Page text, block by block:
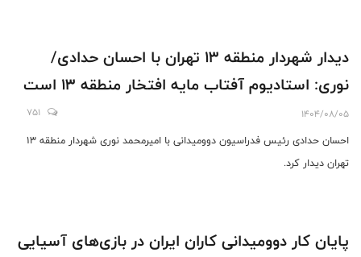
دیدار شهردار منطقه ۱۳ تهران با احسان حدادی/
نوری: استادیوم آفتاب مایه افتخار منطقه ۱۳ است
1404/08/05
751
احسان حدادی رئیس فدراسیون دوومیدانی با امیرمحمد نوری شهردار منطقه ۱۳
تهران دیدار کرد.
پایان کار دوومیدانی کاران ایران در بازی‌های آسیایی